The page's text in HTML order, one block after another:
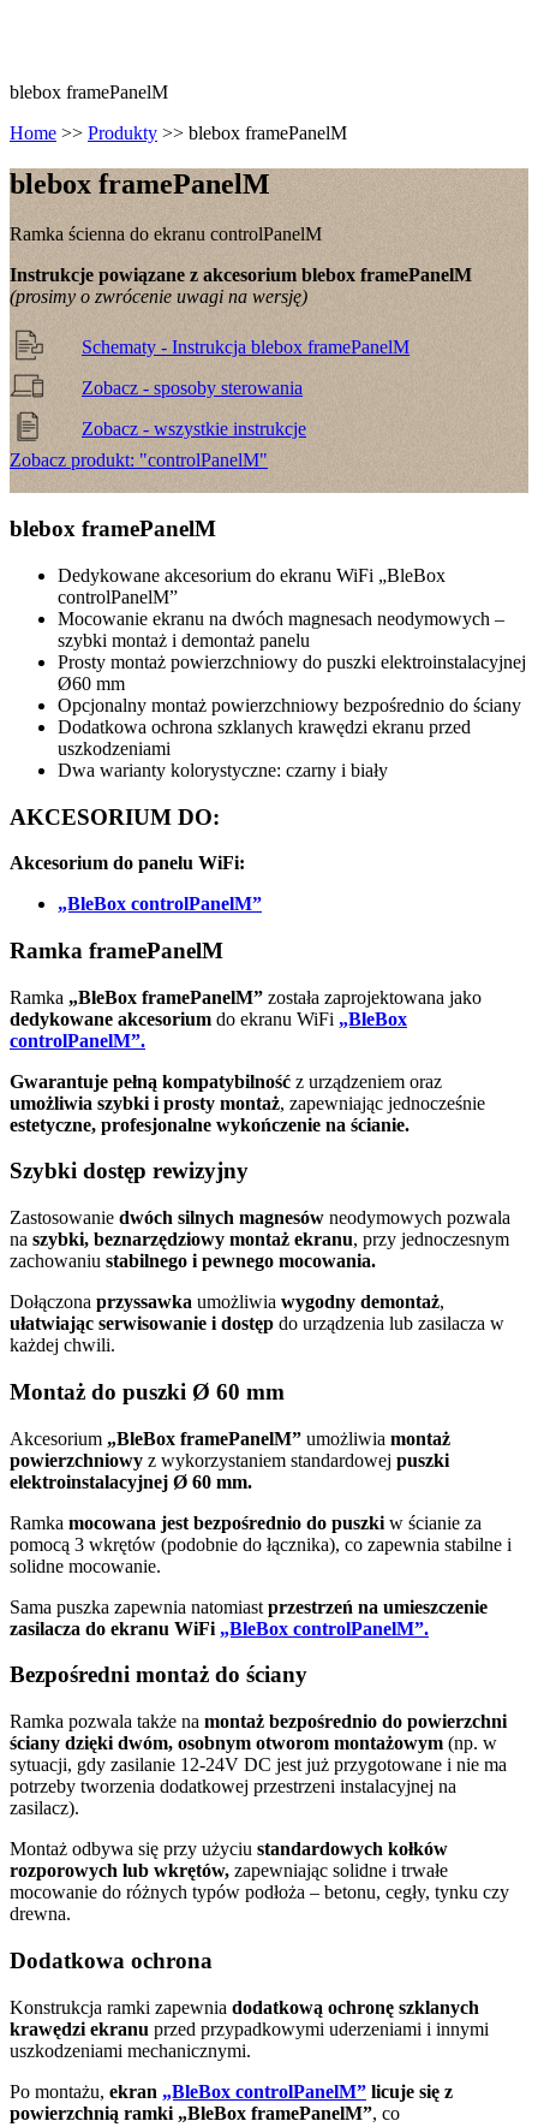
blebox framePanelM
Home >> Produkty >> blebox framePanelM
blebox framePanelM
Ramka ścienna do ekranu controlPanelM
Instrukcje powiązane z akcesorium blebox framePanelM
(prosimy o zwrócenie uwagi na wersję)
Schematy - Instrukcja blebox framePanelM
Zobacz - sposoby sterowania
Zobacz - wszystkie instrukcje
Zobacz produkt: "controlPanelM"
blebox framePanelM
Dedykowane akcesorium do ekranu WiFi „BleBox
controlPanelM”
Mocowanie ekranu na dwóch magnesach neodymowych –
szybki montaż i demontaż panelu
Prosty montaż powierzchniowy do puszki elektroinstalacyjnej
Ø60 mm
Opcjonalny montaż powierzchniowy bezpośrednio do ściany
Dodatkowa ochrona szklanych krawędzi ekranu przed
uszkodzeniami
Dwa warianty kolorystyczne: czarny i biały
AKCESORIUM DO:
Akcesorium do panelu WiFi:
„BleBox controlPanelM”
Ramka framePanelM
Ramka „BleBox framePanelM” została zaprojektowana jako
dedykowane akcesorium do ekranu WiFi „BleBox
controlPanelM”.
Gwarantuje pełną kompatybilność z urządzeniem oraz
umożliwia szybki i prosty montaż, zapewniając jednocześnie
estetyczne, profesjonalne wykończenie na ścianie.
Szybki dostęp rewizyjny
Zastosowanie dwóch silnych magnesów neodymowych pozwala
na szybki, beznarzędziowy montaż ekranu, przy jednoczesnym
zachowaniu stabilnego i pewnego mocowania.
Dołączona przyssawka umożliwia wygodny demontaż,
ułatwiając serwisowanie i dostęp do urządzenia lub zasilacza w
każdej chwili.
Montaż do puszki Ø 60 mm
Akcesorium „BleBox framePanelM” umożliwia montaż
powierzchniowy z wykorzystaniem standardowej puszki
elektroinstalacyjnej Ø 60 mm.
Ramka mocowana jest bezpośrednio do puszki w ścianie za
pomocą 3 wkrętów (podobnie do łącznika), co zapewnia stabilne i
solidne mocowanie.
Sama puszka zapewnia natomiast przestrzeń na umieszczenie
zasilacza do ekranu WiFi „BleBox controlPanelM”.
Bezpośredni montaż do ściany
Ramka pozwala także na montaż bezpośrednio do powierzchni
ściany dzięki dwóm, osobnym otworom montażowym (np. w
sytuacji, gdy zasilanie 12-24V DC jest już przygotowane i nie ma
potrzeby tworzenia dodatkowej przestrzeni instalacyjnej na
zasilacz).
Montaż odbywa się przy użyciu standardowych kołków
rozporowych lub wkrętów, zapewniając solidne i trwałe
mocowanie do różnych typów podłoża – betonu, cegły, tynku czy
drewna.
Dodatkowa ochrona
Konstrukcja ramki zapewnia dodatkową ochronę szklanych
krawędzi ekranu przed przypadkowymi uderzeniami i innymi
uszkodzeniami mechanicznymi.
Po montażu, ekran „BleBox controlPanelM” licuje się z
powierzchnią ramki „BleBox framePanelM”, co